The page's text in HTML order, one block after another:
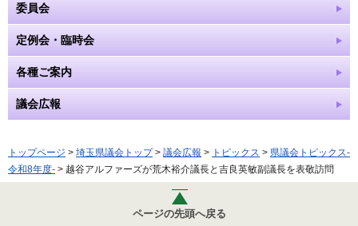
委員会
定例会・臨時会
各種ご案内
議会広報
トップページ > 埼玉県議会トップ> 議会広報 > トピックス > 県議会トピックス-
令和8年度- > 越谷アルファーズが荒木裕介議長と吉良英敏副議長を表敬訪問
ページの先頭へ戻る